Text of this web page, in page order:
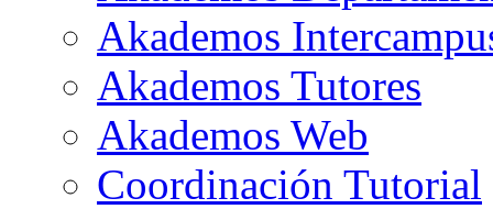
Akademos
Akademos Tutores
Akademos Web
Coordinación Tutorial